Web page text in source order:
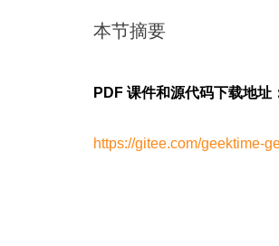
本节摘要
PDF 课件和源代码下载地址
https://gitee.com/geektime-